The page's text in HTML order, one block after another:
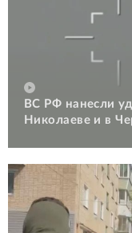
ВС РФ нанесли
Николаеве и в